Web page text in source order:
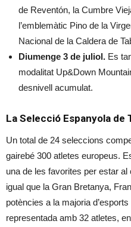
de Reventón, la Cumbre
l’emblemàtic Pino de la
Nacional de la Caldera de
Diumenge 3 de juliol. Es
modalitat Up&Down
desnivell acumulat.
La Selecció Espanyola de
Un total de 24 seleccions
gairebé 300 atletes europeus.
una de les favorites per estar
igual que la Gran Bretanya,
potències a la majoria
representada amb 32 atletes,